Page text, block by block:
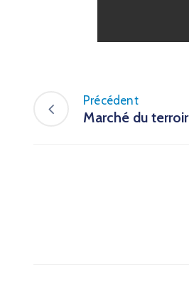
Précédent
Marché du terroir